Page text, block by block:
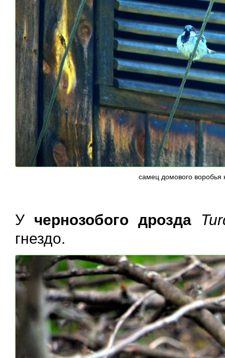
самец домового воробья
У чернозобого дрозда
гнездо.